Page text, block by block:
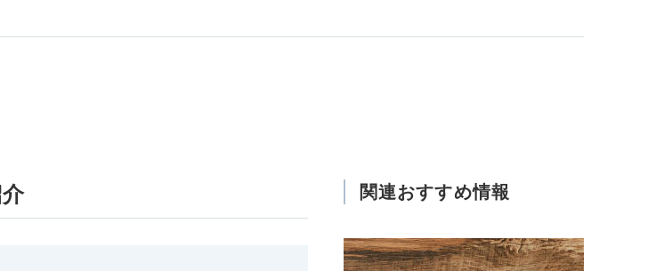
関連おすすめ情報